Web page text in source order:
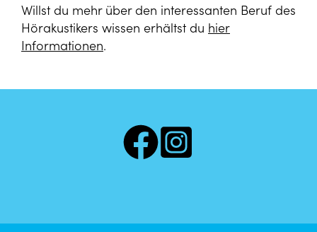
Willst du mehr über den interessanten Beruf des
Hörakustikers wissen erhältst du hier
Informationen.